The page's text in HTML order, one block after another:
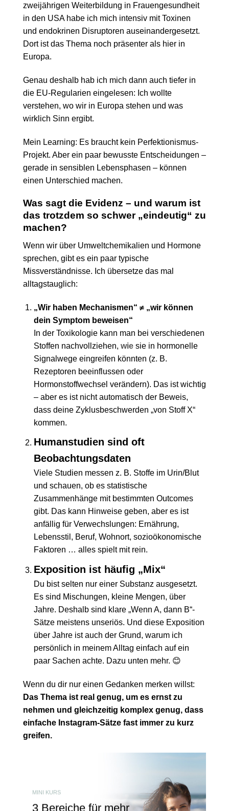
zweijährigen Weiterbildung in Frauengesundheit
in den USA habe ich mich intensiv mit Toxinen
und endokrinen Disruptoren auseinandergesetzt.
Dort ist das Thema noch präsenter als hier in
Europa.
Genau deshalb hab ich mich dann auch tiefer in
die EU-Regularien eingelesen: Ich wollte
verstehen, wo wir in Europa stehen und was
wirklich Sinn ergibt.
Mein Learning: Es braucht kein Perfektionismus-
Projekt. Aber ein paar bewusste Entscheidungen –
gerade in sensiblen Lebensphasen – können
einen Unterschied machen.
Was sagt die Evidenz – und warum ist
das trotzdem so schwer „eindeutig“ zu
machen?
Wenn wir über Umweltchemikalien und Hormone
sprechen, gibt es ein paar typische
Missverständnisse. Ich übersetze das mal
alltagstauglich:
„Wir haben Mechanismen“ ≠ „wir können
dein Symptom beweisen“
In der Toxikologie kann man bei verschiedenen
Stoffen nachvollziehen, wiesie in hormonelle
Signalwege eingreifen könnten (z. B.
Rezeptoren beeinflussen oder
Hormonstoffwechsel verändern). Das ist wichtig
– aber es ist nicht automatisch der Beweis,
dass deine Zyklusbeschwerden „von Stoff X“
kommen.
Humanstudien sind oft
Beobachtungsdaten
Viele Studien messen z. B. Stoffe im Urin/Blut
und schauen, ob es statistische
Zusammenhänge mit bestimmten Outcomes
gibt. Das kann Hinweise geben, aber es ist
anfällig für Verwechslungen: Ernährung,
Lebensstil, Beruf, Wohnort, sozioökonomische
Faktoren … alles spielt mit rein.
Exposition ist häufig „Mix“
Du bist selten nur einer Substanz ausgesetzt.
Es sind Mischungen, kleine Mengen, über
Jahre. Deshalb sind klare „Wenn A, dann B“-
Sätze meistens unseriös. Und diese Exposition
über Jahre ist auch der Grund, warum ich
persönlich in meinem Alltag einfach auf ein
paar Sachen achte. Dazu unten mehr. 😊
Wenn du dir nur einen Gedanken merken willst:
Das Thema ist real genug, um es ernst zu
nehmen und gleichzeitig komplex genug, dass
einfache Instagram-Sätze fast immer zu kurz
greifen.
MINI KURS
3 Bereiche für mehr